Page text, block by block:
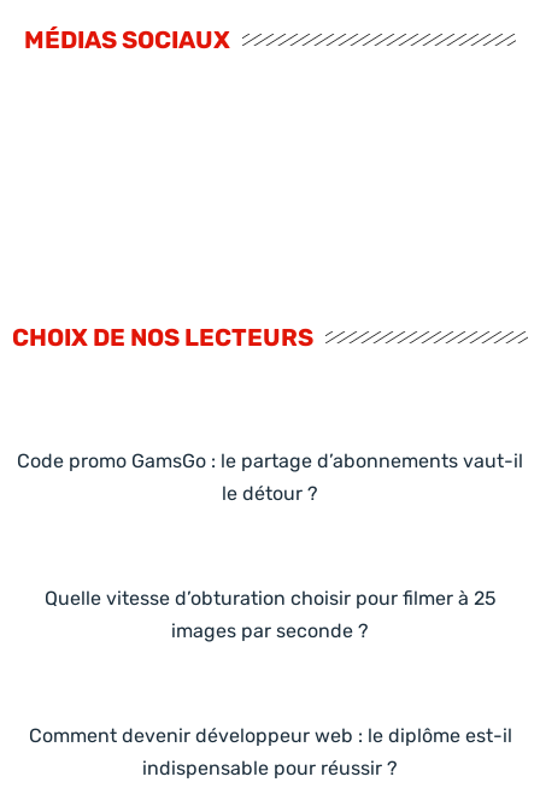
MÉDIAS SOCIAUX
CHOIX DE NOS LECTEURS
Code promo GamsGo : le partage d’abonnements vaut-il
le détour ?
Quelle vitesse d’obturation choisir pour filmer à 25
images par seconde ?
Comment devenir développeur web : le diplôme est-il
indispensable pour réussir ?